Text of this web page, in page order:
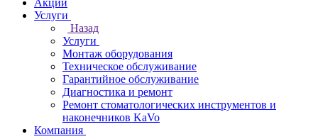
Акции
Услуги
Назад
Услуги
Монтаж оборудования
Техническое обслуживание
Гарантийное обслуживание
Диагностика и ремонт
Ремонт стоматологических инструментов и
наконечников KaVo
Компания